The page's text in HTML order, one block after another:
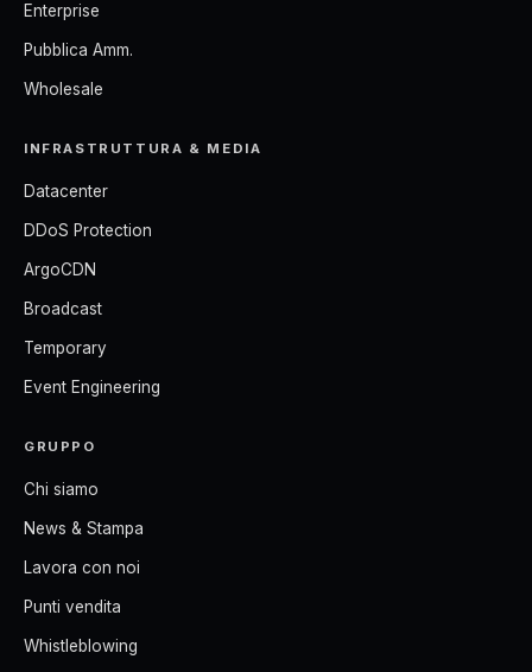
Enterprise
Pubblica Amm.
Wholesale
INFRASTRUTTURA & MEDIA
Datacenter
DDoS Protection
ArgoCDN
Broadcast
Temporary
Event Engineering
GRUPPO
Chi siamo
News & Stampa
Lavora con noi
Punti vendita
Whistleblowing